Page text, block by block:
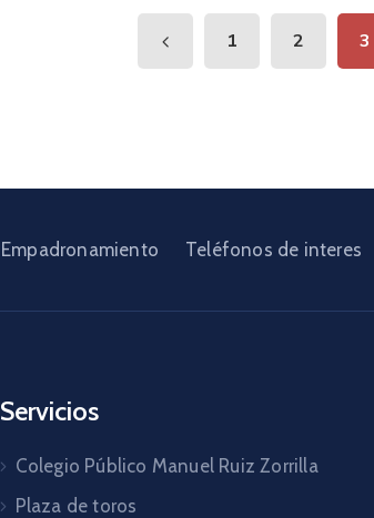
1 2 3
Empadronamiento Teléfonos de interes
Servicios
Colegio Público Manuel Ruiz Zorrilla
Plaza de toros